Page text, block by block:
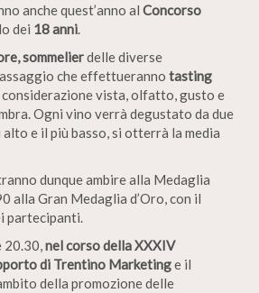
anche quest’anno al Concorso
dei 18 anni.
sommelierdelle diverse
che effettueranno tasting
considerazione vista, olfatto, gusto e
Ogni vino verrà degustato da due
e il più basso, si otterrà la media
dunque ambire alla Medaglia
alla Gran Medaglia d’Oro, con il
partecipanti.
20.30,nel corso della XXXIV
di Trentino Marketinge il
della promozione delle